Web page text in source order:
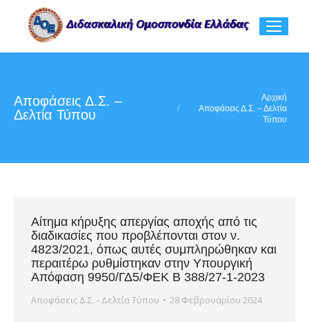
Αποφάσεις Δ.Σ. –
Δελτία Τύπου
Αρχική
Αποφάσεις Δ.Σ. – Δελτία
Τύπου
Αίτημα κήρυξης απεργίας αποχής από τις
διαδικασίες που προβλέπονται στον ν.
4823/2021, όπως αυτές συμπληρώθηκαν και
περαιτέρω ρυθμίστηκαν στην Υπουργική
Απόφαση 9950/ΓΔ5/ΦΕΚ Β 388/27-1-2023
Αποφάσεις Δ.Σ. - Δελτία Τύπου 28 Φεβρουαρίου 2024